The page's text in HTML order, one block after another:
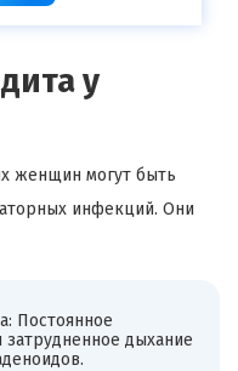
у
женщин могут быть
инфекций. Они
Постоянное
дыхание